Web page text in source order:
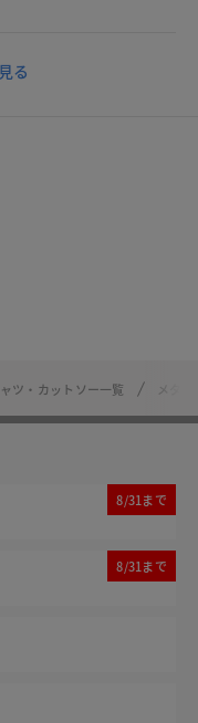
る
ツ・カットソー一覧 メタ
8/31まで
8/31まで